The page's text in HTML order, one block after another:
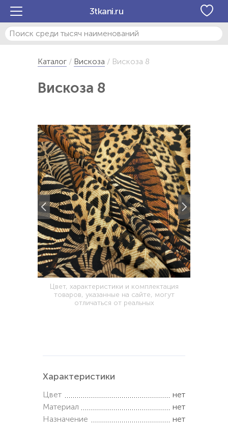
3tkani.ru
Каталог Вискоза Вискоза 8
Вискоза 8
Цвет, характеристики и комплектация
товаров, указанные на сайте, могут
отличаться от реальных
Характеристики
Цвет
нет
Материал
нет
Назначение
нет